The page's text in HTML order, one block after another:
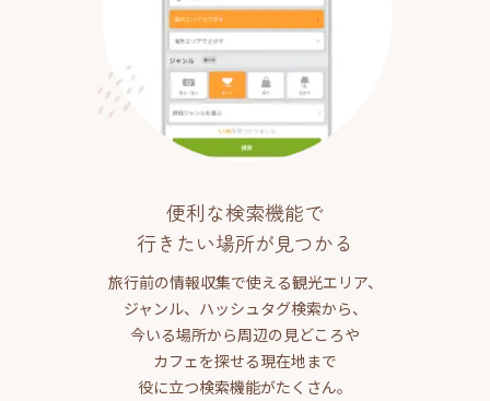
便利な検索機能で
行きたい場所が見つかる
旅行前の情報収集で使える観光エリア、
ジャンル、ハッシュタグ検索から、
今いる場所から周辺の見どころや
カフェを探せる現在地まで
役に立つ検索機能がたくさん。